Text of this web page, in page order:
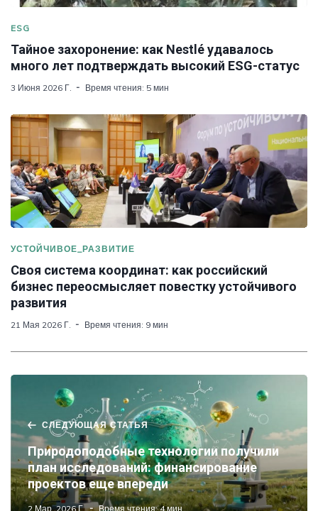
ESG
Тайное захоронение: как Nestlé удавалось
много лет подтверждать высокий ESG-статус
3 Июня 2026 Г. Время чтения: 5 мин
УСТОЙЧИВОЕ_РАЗВИТИЕ
Своя система координат: как российский
бизнес переосмысляет повестку устойчивого
развития
21 Мая 2026 Г. Время чтения: 9 мин
СЛЕДУЮЩАЯ СТАТЬЯ
Природоподобные технологии получили
план исследований: финансирование
проектов еще впереди
2 Мар. 2026 Г. Время чтения: 4 мин